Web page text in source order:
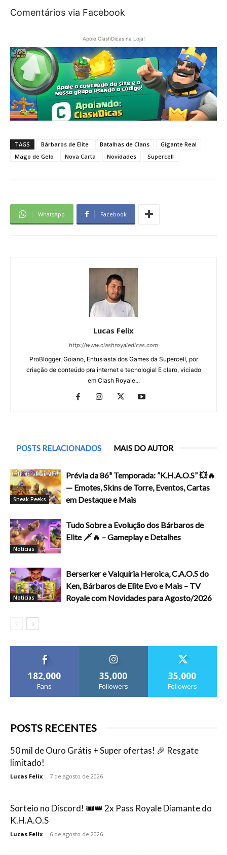
Comentários via Facebook
Apoie ClashDicas na Loja!
TAGS Bárbaros de Elite Batalhas de Clans
Gigante Real
Mago de Gelo
Nova Carta Novidades Supercell
WhatsApp Facebook
Lucas Felix
http://www.clashroyaledicas.com
ProBlogger, Goiano, Entusiasta dos Games da Supercell, por
criação de conteúdo pra internet e tecnologia! E claro, viciado
em Clash Royale...
POSTS RELACIONADOS MAIS DO AUTOR
Sneak Peeks
Prévia da 86ª Temporada: “K.H.A.O.S” 💥🔥
— Emotes, Skins de Torre, Eventos, Cartas
em Destaque e Mais
Notícias
Tudo Sobre a Evolução dos Bárbaros de
Elite 🗡️🔥 – Gameplay e Detalhes
Notícias
Berserker e Valquíria Heroica, C.A.O.S do
Ken, Bárbaros de Elite Evo e Mais – TV
Royale com Novidades para Agosto/2026
182,000
Fans
35,000
Followers
35,000
Followers
POSTS RECENTES
50 mil de Ouro Grátis + Super ofertas! 🎉 Resgate
limitado!
Lucas Felix - 7 de agosto de 2026
Sorteio no Discord! 🎟️👑 2x Pass Royale Diamante do
K.H.A.O.S
Lucas Felix - 6 de agosto de 2026